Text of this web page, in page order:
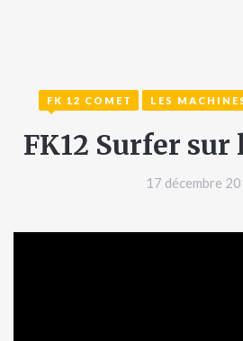
FK 12 COMET LES
FK12 Surfer sur
17 décembre